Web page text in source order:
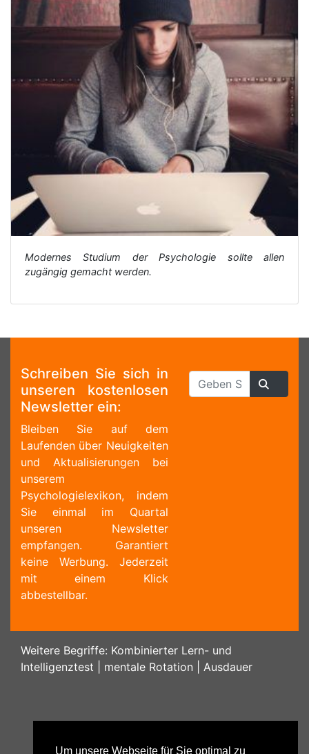
Um unsere Webseite für Sie optimal zu
Modernes Studium der Psychologie sollte allen
zugängig gemacht werden.
Schreiben Sie sich in
unseren kostenlosen
Newsletter ein:
Bleiben Sie auf dem
Laufenden über Neuigkeiten
und Aktualisierungen bei
unserem
Psychologielexikon, indem
Sie einmal im Quartal
unseren Newsletter
empfangen. Garantiert
keine Werbung. Jederzeit
mit einem Klick
abbestellbar.
Weitere Begriffe: Kombinierter Lern- und
Intelligenztest
mentale Rotation Ausdauer